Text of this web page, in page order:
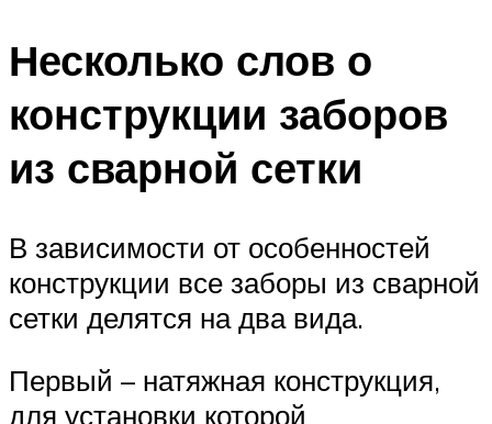
Несколько слов о
конструкции заборов
из сварной сетки
В зависимости от особенностей
конструкции все заборы из сварной
сетки делятся на два вида.
Первый – натяжная конструкция,
для установки которой